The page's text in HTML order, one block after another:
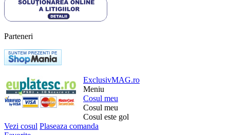
Parteneri
ExclusivMAG.ro
Meniu
Cosul meu
Cosul meu
Cosul este gol
Vezi cosul Plaseaza comanda